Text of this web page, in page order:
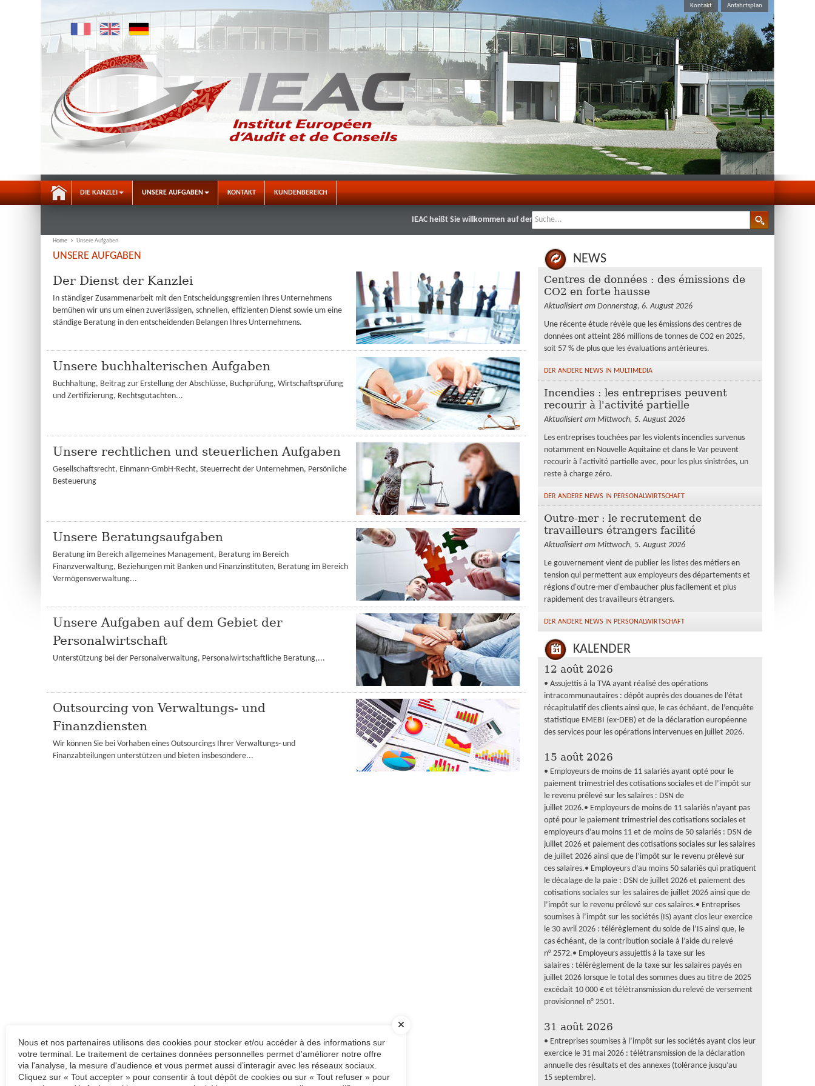
Kontakt Anfahrtsplan
DIE KANZLEI UNSERE AUFGABEN KONTAKT KUNDENBEREICH
IEAC heißt Sie willkommen auf der neue Webseite
Home > Unsere Aufgaben
UNSERE AUFGABEN
Der Dienst der Kanzlei
In ständiger Zusammenarbeit mit den Entscheidungsgremien Ihres Unternehmens
bemühen wir uns um einen zuverlässigen, schnellen, effizienten Dienst sowie um eine
ständige Beratung in den entscheidenden Belangen Ihres Unternehmens.
Unsere buchhalterischen Aufgaben
Buchhaltung, Beitrag zur Erstellung der Abschlüsse, Buchprüfung, Wirtschaftsprüfung
und Zertifizierung, Rechtsgutachten...
Unsere rechtlichen und steuerlichen Aufgaben
Gesellschaftsrecht, Einmann-GmbH-Recht, Steuerrecht der Unternehmen, Persönliche
Besteuerung
Unsere Beratungsaufgaben
Beratung im Bereich allgemeines Management, Beratung im Bereich
Finanzverwaltung, Beziehungen mit Banken und Finanzinstituten, Beratung im Bereich
Vermögensverwaltung...
Unsere Aufgaben auf dem Gebiet der
Personalwirtschaft
Unterstützung bei der Personalverwaltung, Personalwirtschaftliche Beratung,...
Outsourcing von Verwaltungs- und
Finanzdiensten
Wir können Sie bei Vorhaben eines Outsourcings Ihrer Verwaltungs- und
Finanzabteilungen unterstützen und bieten insbesondere...
NEWS
Centres de données : des émissions de
CO2 en forte hausse
Aktualisiert am Donnerstag, 6. August 2026
Une récente étude révèle que les émissions des centres de
données ont atteint 286 millions de tonnes de CO2 en 2025,
soit 57 % de plus que les évaluations antérieures.
DER ANDERE NEWS IN MULTIMEDIA
Incendies : les entreprises peuvent
recourir à l'activité partielle
Aktualisiert am Mittwoch, 5. August 2026
Les entreprises touchées par les violents incendies survenus
notamment en Nouvelle Aquitaine et dans le Var peuvent
recourir à l'activité partielle avec, pour les plus sinistrées, un
reste à charge zéro.
DER ANDERE NEWS IN PERSONALWIRTSCHAFT
Outre-mer : le recrutement de
travailleurs étrangers facilité
Aktualisiert am Mittwoch, 5. August 2026
Le gouvernement vient de publier les listes des métiers en
tension qui permettent aux employeurs des départements et
régions d'outre-mer d'embaucher plus facilement et plus
rapidement des travailleurs étrangers.
DER ANDERE NEWS IN PERSONALWIRTSCHAFT
KALENDER
12 août 2026
• Assujettis à la TVA ayant réalisé des opérations
intracommunautaires : dépôt auprès des douanes de l’état
récapitulatif des clients ainsi que, le cas échéant, de l’enquête
statistique EMEBI (ex-DEB) et de la déclaration européenne
des services pour les opérations intervenues en juillet 2026.
15 août 2026
• Employeurs de moins de 11 salariés ayant opté pour le
paiement trimestriel des cotisations sociales et de l’impôt sur
le revenu prélevé sur les salaires : DSN de
juillet 2026.• Employeurs de moins de 11 salariés n’ayant pas
opté pour le paiement trimestriel des cotisations sociales et
employeurs d’au moins 11 et de moins de 50 salariés : DSN de
juillet 2026 et paiement des cotisations sociales sur les salaires
de juillet 2026 ainsi que de l’impôt sur le revenu prélevé sur
ces salaires.• Employeurs d’au moins 50 salariés qui pratiquent
le décalage de la paie : DSN de juillet 2026 et paiement des
cotisations sociales sur les salaires de juillet 2026 ainsi que de
l’impôt sur le revenu prélevé sur ces salaires.• Entreprises
soumises à l’impôt sur les sociétés (IS) ayant clos leur exercice
le 30 avril 2026 : télérèglement du solde de l’IS ainsi que, le
cas échéant, de la contribution sociale à l’aide du relevé
n° 2572.• Employeurs assujettis à la taxe sur les
salaires : télérèglement de la taxe sur les salaires payés en
juillet 2026 lorsque le total des sommes dues au titre de 2025
excédait 10 000 € et télétransmission du relevé de versement
provisionnel n° 2501.
31 août 2026
• Entreprises soumises à l’impôt sur les sociétés ayant clos leur
exercice le 31 mai 2026 : télétransmission de la déclaration
annuelle des résultats et des annexes (tolérance jusqu’au
15 septembre).
Nous et nos partenaires utilisons des cookies pour stocker et/ou accéder à des informations sur
votre terminal. Le traitement de certaines données personnelles permet d'améliorer notre offre
via l'analyse, la mesure d'audience et vous permet aussi d’interagir avec les réseaux sociaux.
Cliquez sur « Tout accepter » pour consentir à tout dépôt de cookies ou sur « Tout refuser » pour